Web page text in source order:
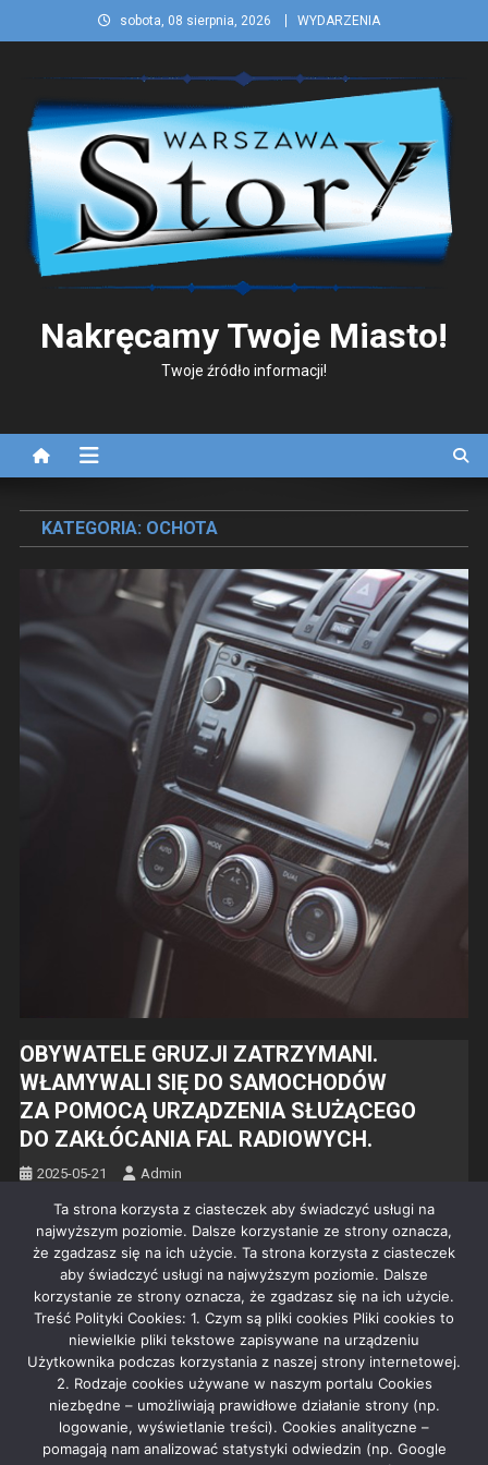
to
sobota, 08 sierpnia, 2026 WYDARZENIA
Nakręcamy Twoje Miasto!
Twoje źródło informacji!
KATEGORIA: OCHOTA
OBYWATELE GRUZJI ZATRZYMANI.
WŁAMYWALI SIĘ DO SAMOCHODÓW
ZA POMOCĄ URZĄDZENIA SŁUŻĄCEGO
DO ZAKŁÓCANIA FAL RADIOWYCH.
2025-05-21 Admin
Polic­jan­ci z Wydzi­ału Patrolowo — Inter­wen­cyjnego KRP Warsza­
wa IIII zatrzy­mali trzech oby­wa­teli Gruzji.
Facebook
Mastodon
EmailShare
Czytaj dalej
Ta strona korzysta z ciasteczek aby świadczyć usługi na
najwyższym poziomie. Dalsze korzystanie ze strony oznacza,
że zgadzasz się na ich użycie. Ta strona korzysta z ciasteczek
aby świadczyć usługi na najwyższym poziomie. Dalsze
korzystanie ze strony oznacza, że zgadzasz się na ich użycie.
Treść Polityki Cookies: 1. Czym są pliki cookies Pliki cookies to
niewielkie pliki tekstowe zapisywane na urządzeniu
Użytkownika podczas korzystania z naszej strony internetowej.
2. Rodzaje cookies używane w naszym portalu Cookies
niezbędne – umożliwiają prawidłowe działanie strony (np.
logowanie, wyświetlanie treści). Cookies analityczne –
pomagają nam analizować statystyki odwiedzin (np. Google